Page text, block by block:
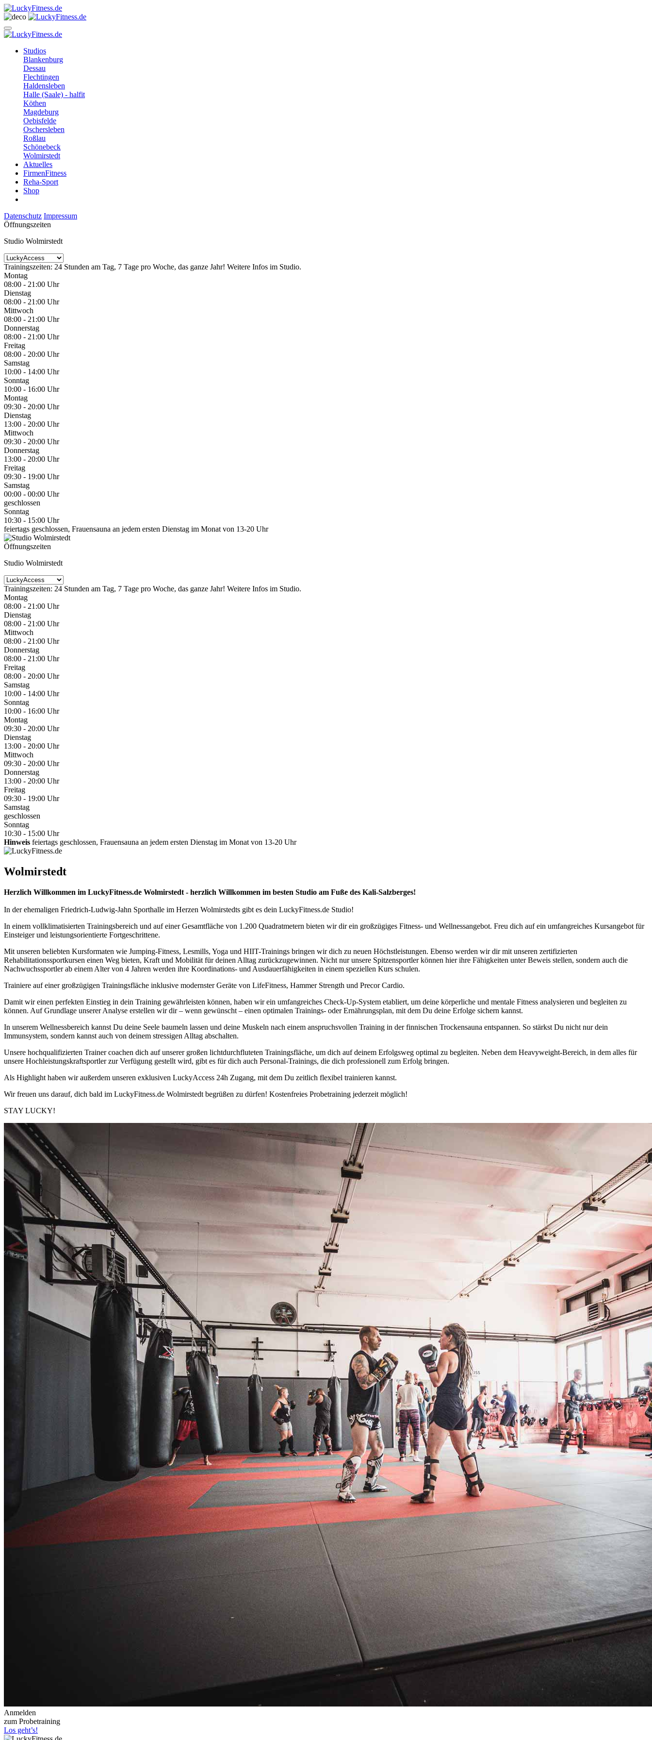
Studios
Blankenburg
Dessau
Flechtingen
Haldensleben
Halle (Saale) - halfit
Köthen
Magdeburg
Oebisfelde
Oschersleben
Roßlau
Schönebeck
Wolmirstedt
Aktuelles
FirmenFitness
Reha-Sport
Shop
Datenschutz Impressum
Öffnungszeiten
Studio Wolmirstedt
Trainingszeiten: 24 Stunden am Tag, 7 Tage pro Woche, das ganze Jahr! Weitere Infos im Studio.
Montag
08:00 - 21:00 Uhr
Dienstag
08:00 - 21:00 Uhr
Mittwoch
08:00 - 21:00 Uhr
Donnerstag
08:00 - 21:00 Uhr
Freitag
08:00 - 20:00 Uhr
Samstag
10:00 - 14:00 Uhr
Sonntag
10:00 - 16:00 Uhr
Montag
09:30 - 20:00 Uhr
Dienstag
13:00 - 20:00 Uhr
Mittwoch
09:30 - 20:00 Uhr
Donnerstag
13:00 - 20:00 Uhr
Freitag
09:30 - 19:00 Uhr
Samstag
00:00 - 00:00 Uhr
geschlossen
Sonntag
10:30 - 15:00 Uhr
feiertags geschlossen, Frauensauna an jedem ersten Dienstag im Monat von 13-20 Uhr
Öffnungszeiten
Studio Wolmirstedt
Trainingszeiten: 24 Stunden am Tag, 7 Tage pro Woche, das ganze Jahr! Weitere Infos im Studio.
Montag
08:00 - 21:00 Uhr
Dienstag
08:00 - 21:00 Uhr
Mittwoch
08:00 - 21:00 Uhr
Donnerstag
08:00 - 21:00 Uhr
Freitag
08:00 - 20:00 Uhr
Samstag
10:00 - 14:00 Uhr
Sonntag
10:00 - 16:00 Uhr
Montag
09:30 - 20:00 Uhr
Dienstag
13:00 - 20:00 Uhr
Mittwoch
09:30 - 20:00 Uhr
Donnerstag
13:00 - 20:00 Uhr
Freitag
09:30 - 19:00 Uhr
Samstag
geschlossen
Sonntag
10:30 - 15:00 Uhr
Hinweis feiertags geschlossen, Frauensauna an jedem ersten Dienstag im Monat von 13-20 Uhr
Wolmirstedt
Herzlich Willkommen im LuckyFitness.de Wolmirstedt - herzlich Willkommen im besten Studio am Fuße des Kali-Salzberges!
In der ehemaligen Friedrich-Ludwig-Jahn Sporthalle im Herzen Wolmirstedts gibt es dein LuckyFitness.de Studio!
In einem vollklimatisierten Trainingsbereich und auf einer Gesamtfläche von 1.200 Quadratmetern bieten wir dir ein großzügiges Fitness- und Wellnessangebot. Freu dich auf ein umfangreiches Kursangebot für
Einsteiger und leistungsorientierte Fortgeschrittene.
Mit unseren beliebten Kursformaten wie Jumping-Fitness, Lesmills, Yoga und HIIT-Trainings bringen wir dich zu neuen Höchstleistungen. Ebenso werden wir dir mit unseren zertifizierten
Rehabilitationssportkursen einen Weg bieten, Kraft und Mobilität für deinen Alltag zurückzugewinnen. Nicht nur unsere Spitzensportler können hier ihre Fähigkeiten unter Beweis stellen, sondern auch die
Nachwuchssportler ab einem Alter von 4 Jahren werden ihre Koordinations- und Ausdauerfähigkeiten in einem speziellen Kurs schulen.
Trainiere auf einer großzügigen Trainingsfläche inklusive modernster Geräte von LifeFitness, Hammer Strength und Precor Cardio.
Damit wir einen perfekten Einstieg in dein Training gewährleisten können, haben wir ein umfangreiches Check-Up-System etabliert, um deine körperliche und mentale Fitness analysieren und begleiten zu
können. Auf Grundlage unserer Analyse erstellen wir dir – wenn gewünscht – einen optimalen Trainings- oder Ernährungsplan, mit dem Du deine Erfolge sichern kannst.
In unserem Wellnessbereich kannst Du deine Seele baumeln lassen und deine Muskeln nach einem anspruchsvollen Training in der finnischen Trockensauna entspannen. So stärkst Du nicht nur dein
Immunsystem, sondern kannst auch von deinem stressigen Alltag abschalten.
Unsere hochqualifizierten Trainer coachen dich auf unserer großen lichtdurchfluteten Trainingsfläche, um dich auf deinem Erfolgsweg optimal zu begleiten. Neben dem Heavyweight-Bereich, in dem alles für
unsere Hochleistungskraftsportler zur Verfügung gestellt wird, gibt es für dich auch Personal-Trainings, die dich professionell zum Erfolg bringen.
Als Highlight haben wir außerdem unseren exklusiven LuckyAccess 24h Zugang, mit dem Du zeitlich flexibel trainieren kannst.
Wir freuen uns darauf, dich bald im LuckyFitness.de Wolmirstedt begrüßen zu dürfen! Kostenfreies Probetraining jederzeit möglich!
STAY LUCKY!
Anmelden
zum Probetraining
Los geht’s!